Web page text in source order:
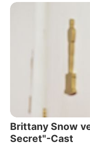
Brittany Snow
Secret"-Cast